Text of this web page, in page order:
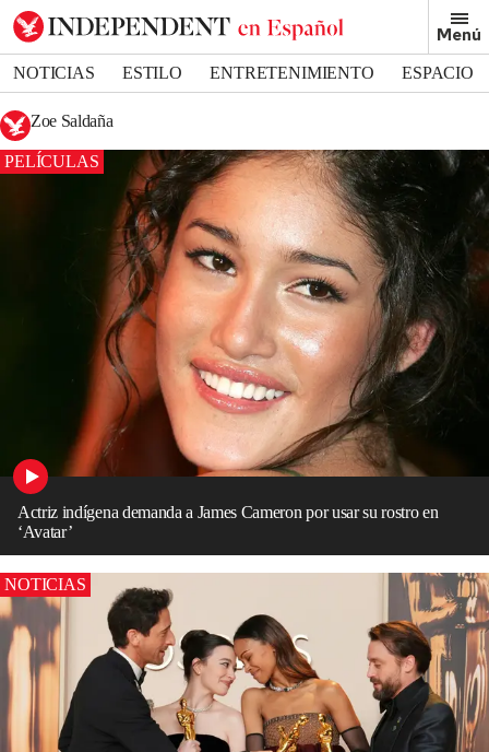
Menú
NOTICIAS ESTILO ENTRETENIMIENTO
ESPACIO
DEPORTES
Zoe Saldaña
PELÍCULAS
Actriz indígena demanda a James Cameron por usar su rostro en
‘Avatar’
NOTICIAS